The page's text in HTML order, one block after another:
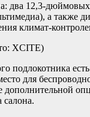
два 12,3-
а также
климат-
XCITE)
подлокотника
для
дополнительной
салона.